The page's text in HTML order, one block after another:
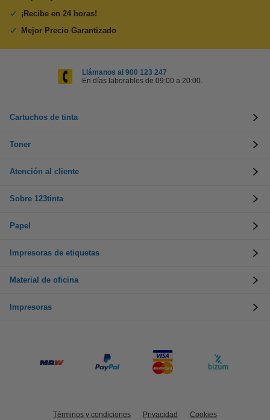
¡Recibe en 24 horas!
Mejor Precio Garantizado
Llámanos al 900 123 247
En días laborables de 09:00 a 20:00.
Cartuchos de tinta
Toner
Atención al cliente
Sobre 123tinta
Papel
Impresoras de etiquetas
Material de oficina
Impresoras
Términos y condiciones Privacidad Cookies